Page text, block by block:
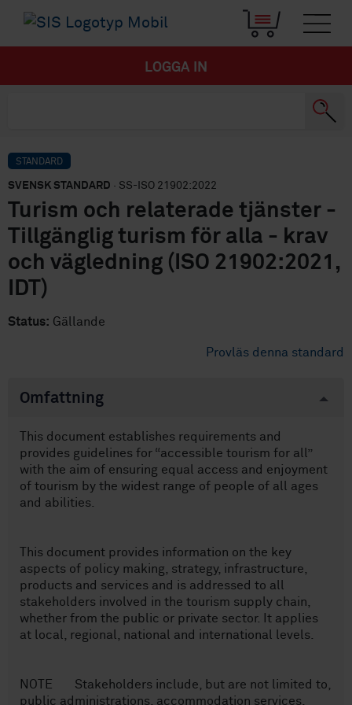
LOGGA IN
STANDARD
SVENSK STANDARD · SS-ISO 21902:2022
Turism och relaterade tjänster -
Tillgänglig turism för alla - krav
och vägledning (ISO 21902:2021,
IDT)
Status: Gällande
Provläs denna standard
Omfattning
This document establishes requirements and
provides guidelines for “accessible tourism for all”
with the aim of ensuring equal access and enjoyment
of tourism by the widest range of people of all ages
and abilities.
This document provides information on the key
aspects of policy making, strategy, infrastructure,
products and services and is addressed to all
stakeholders involved in the tourism supply chain,
whether from the public or private sector. It applies
at local, regional, national and international levels.
NOTE Stakeholders include, but are not limited to,
public administrations, accommodation services,